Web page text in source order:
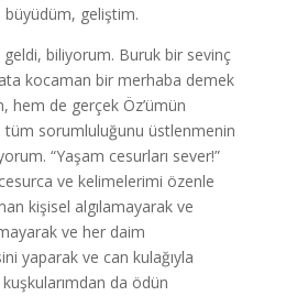
geliştim.
geldi, biliyorum. Buruk bir sevinç
kocaman bir merhaba demek
hem de gerçek Öz’ümün
tüm sorumluluğunu üstlenmenin
“Yaşam cesurları sever!”
ve kelimelerimi özenle
kişisel algılamayarak ve
ve her daim
yaparak ve can kulağıyla
da ödün